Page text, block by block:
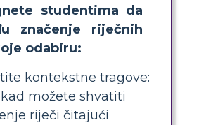
studentima da
značenje riječnih
odabiru:
kontekstne tragove:
možete shvatiti
riječi čitajući